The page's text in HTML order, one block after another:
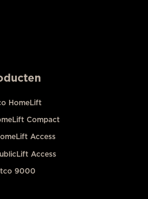
HomeLift
Compact
Access
Access
9000